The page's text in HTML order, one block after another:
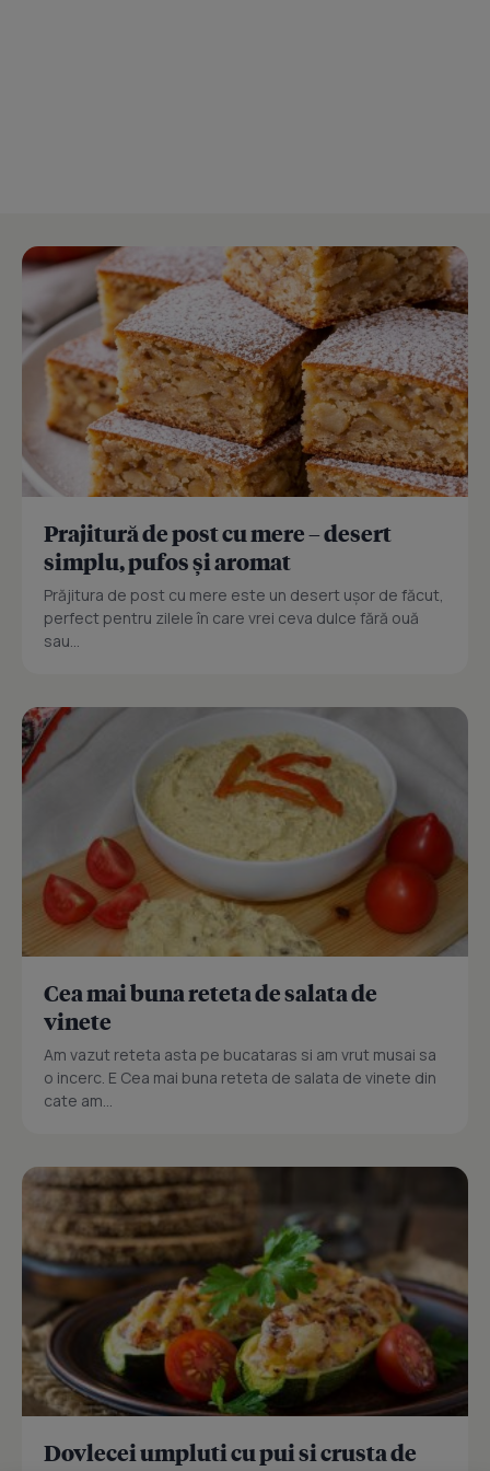
Prajitură de post cu mere – desert
simplu, pufos și aromat
Prăjitura de post cu mere este un desert ușor de făcut,
perfect pentru zilele în care vrei ceva dulce fără ouă
sau...
Cea mai buna reteta de salata de
vinete
Am vazut reteta asta pe bucataras si am vrut musai sa
o incerc. E Cea mai buna reteta de salata de vinete din
cate am...
Dovlecei umpluti cu pui si crusta de